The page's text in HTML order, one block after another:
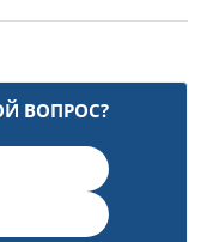
ВОПРОС?